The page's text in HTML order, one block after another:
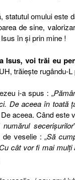
statutul omului este
de sine,
în şi prin mine !
Isus, voi trăi eu
trăieşte rugându-
i-a spus : „
De aceea în toată
aceea. Când este
secerişurilor
de veselie : „Să
cât vor fi mai